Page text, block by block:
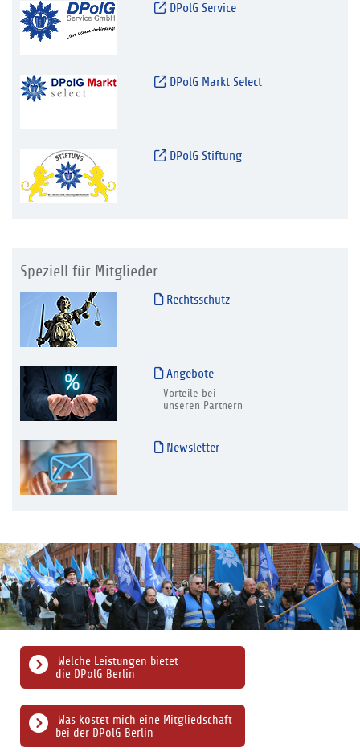
DPolG Service
DPolG Markt Select
DPolG Stiftung
Speziell für Mitglieder
Rechtsschutz
Angebote
Vorteile bei
unseren Partnern
Newsletter
Was kostet mich eine Mitgliedschaft
bei der DPolG Berlin
Welche Leistungen bietet
die DPolG Berlin